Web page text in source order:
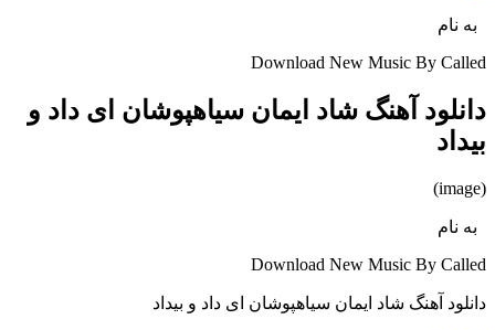
به نام
Download New Music By Called
دانلود آهنگ شاد ایمان سیاهپوشان ای داد و
بیداد
(image)
به نام
Download New Music By Called
دانلود آهنگ شاد ایمان سیاهپوشان ای داد و بیداد